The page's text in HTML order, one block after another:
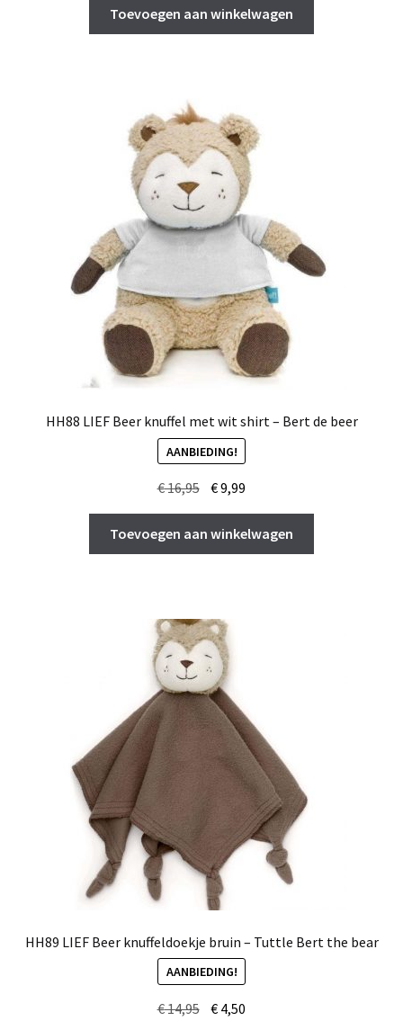
was:
€ 16,95.
is:
€ 8,50.
Toevoegen aan winkelwagen
HH88 LIEF Beer knuffel met wit shirt – Bert de beer
AANBIEDING!
€16,95 Oorspronkelijke
prijs
was:
€ 16,95.
€9,99
prijs
is:
€ 9,99.
Toevoegen aan winkelwagen
HH89 LIEF Beer knuffeldoekje bruin – Tuttle Bert the bear
AANBIEDING!
€14,95 Oorspronkelijke
€ 4,50